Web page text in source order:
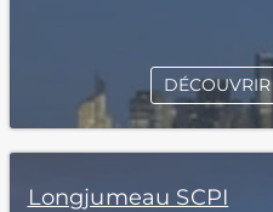
Longjumeau SCPI